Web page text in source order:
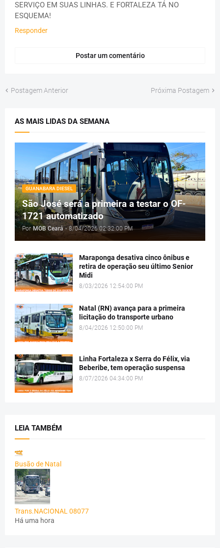
SERVIÇO EM SUAS LINHAS. E FORTALEZA TÁ NO
ESQUEMA!
Responder
Postar um comentário
Postagem Anterior Próxima Postagem
AS MAIS LIDAS DA SEMANA
GUANABARA DIESEL
São José será a primeira a testar o OF-
1721 automatizado
Por MOB Ceará - 8/04/2026 02:32:00 PM
Maraponga desativa cinco ônibus e
retira de operação seu último Senior
Midi
8/03/2026 12:54:00 PM
Natal (RN) avança para a primeira
licitação do transporte urbano
8/04/2026 12:50:00 PM
Linha Fortaleza x Serra do Félix, via
Beberibe, tem operação suspensa
8/07/2026 04:34:00 PM
LEIA TAMBÉM
Busão de Natal
Trans.NACIONAL 08077
Há uma hora